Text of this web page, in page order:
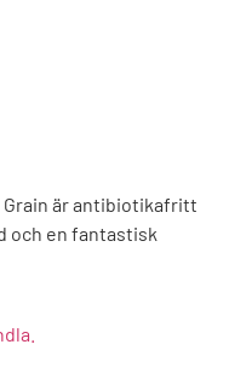
är antibiotikafritt
och en fantastisk